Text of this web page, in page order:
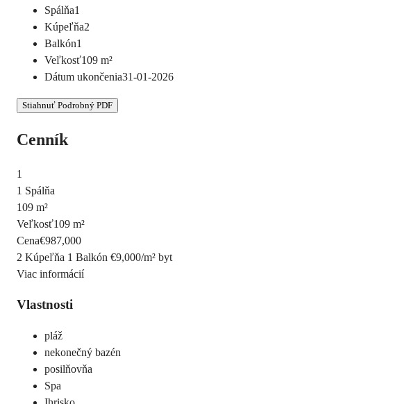
Spálňa1
Kúpeľňa2
Balkón1
Veľkosť109 m²
Dátum ukončenia31-01-2026
Stiahnuť Podrobný PDF
Cenník
1
1 Spálňa
109 m²
Veľkosť109 m²
Cena€987,000
2 Kúpeľňa 1 Balkón €9,000/m² byt
Viac informácií
Vlastnosti
pláž
nekonečný bazén
posilňovňa
Spa